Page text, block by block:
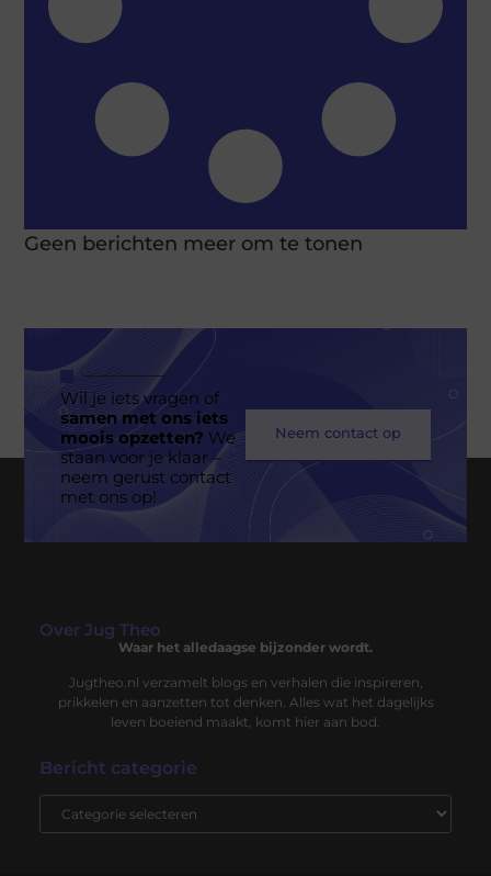
Geen berichten meer om te tonen
Wil je iets vragen of
samen met ons iets
moois opzetten? We
staan voor je klaar –
neem gerust contact
met ons op!
Neem contact op
Over Jug Theo
Waar het alledaagse bijzonder wordt.
Jugtheo.nl verzamelt blogs en verhalen die inspireren,
prikkelen en aanzetten tot denken. Alles wat het dagelijks
leven boeiend maakt, komt hier aan bod.
Bericht categorie